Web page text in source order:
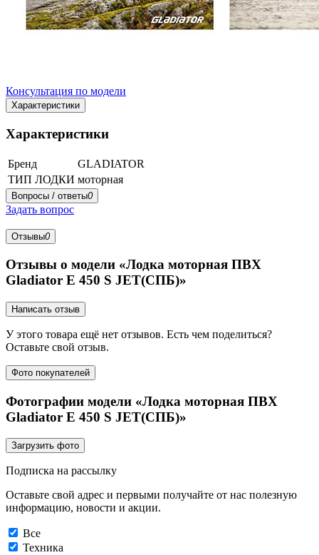
Консультация по модели
Характеристики
Характеристики
Бренд
GLADIATOR
ТИП ЛОДКИ моторная
Вопросы / ответы0
Задать вопрос
Отзывы0
Отзывы о модели «Лодка моторная ПВХ
Gladiator E 450 S JET(СПБ)»
Написать отзыв
У этого товара ещё нет отзывов. Есть чем поделиться?
Оставьте свой отзыв.
Фото покупателей
Фотографии модели «Лодка моторная ПВХ
Gladiator E 450 S JET(СПБ)»
Загрузить фото
Подписка на рассылку
Оставьте свой адрес и первыми получайте от нас полезную
информацию, новости и акции.
Все
Техника